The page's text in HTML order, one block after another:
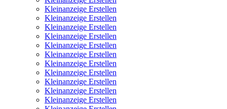
Kleinanzeige Erstellen
Kleinanzeige Erstellen
Kleinanzeige Erstellen
Kleinanzeige Erstellen
Kleinanzeige Erstellen
Kleinanzeige Erstellen
Kleinanzeige Erstellen
Kleinanzeige Erstellen
Kleinanzeige Erstellen
Kleinanzeige Erstellen
Kleinanzeige Erstellen